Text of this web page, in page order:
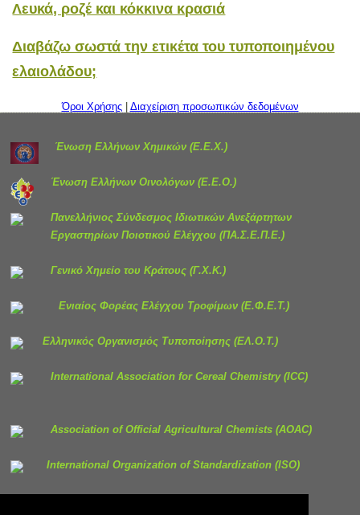
Λευκά, ροζέ και κόκκινα κρασιά
Διαβάζω σωστά την ετικέτα του τυποποιημένου
ελαιολάδου;
Όροι Χρήσης| Διαχείριση προσωπικών δεδομένων
Ένωση Ελλήνων Χημικών (Ε.Ε.Χ.)
Ένωση Ελλήνων Οινολόγων(Ε.Ε.Ο.)
Πανελλήνιος Σύνδεσμος Ιδιωτικών Ανεξάρτητων
Εργαστηρίων Ποιοτικού Ελέγχου (ΠΑ.Σ.Ε.Π.Ε.)
Γενικό Χημείο του Κράτους (Γ.Χ.Κ.)
Ενιαίος Φορέας Ελέγχου Τροφίμων (Ε.Φ.Ε.Τ.)
Ελληνικός Οργανισμός Τυποποίησης (ΕΛ.Ο.Τ.)
International Association for Cereal Chemistry(ICC)
Association of Official Agricultural Chemists (AOAC)
International Organization of Standardization (ISO)